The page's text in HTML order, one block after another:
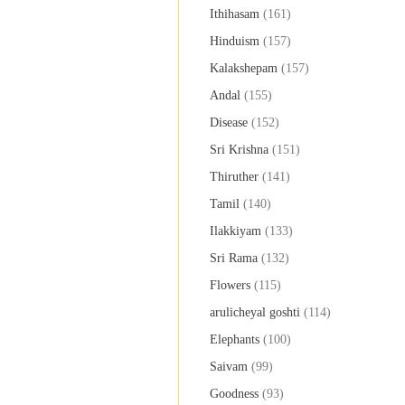
Ithihasam (161)
Hinduism (157)
Kalakshepam (157)
Andal (155)
Disease (152)
Sri Krishna (151)
Thiruther (141)
Tamil (140)
Ilakkiyam (133)
Sri Rama (132)
Flowers (115)
arulicheyal goshti (114)
Elephants (100)
Saivam (99)
Goodness (93)